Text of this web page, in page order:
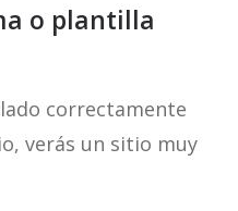
o plantilla
correctamente
verás un sitio muy